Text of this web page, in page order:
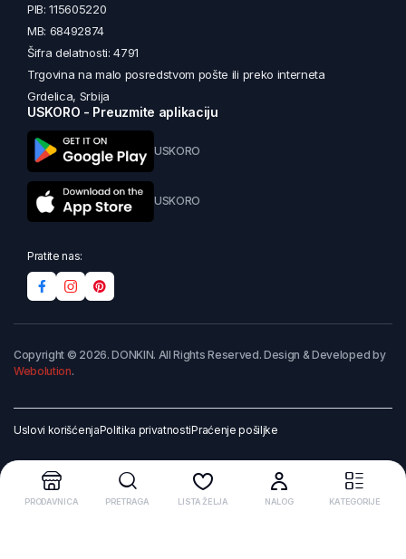
PIB: 115605220
MB: 68492874
Šifra delatnosti: 4791
Trgovina na malo posredstvom pošte ili preko interneta
Grdelica, Srbija
USKORO - Preuzmite aplikaciju
USKORO
USKORO
Pratite nas:
Copyright © 2026. DONKIN. All Rights Reserved. Design & Developed by
Webolution.
Uslovi korišćenjaPolitika privatnostiPraćenje pošiljke
PRODAVNICA PRETRAGA LISTA ŽELJA NALOG KATEGORIJE